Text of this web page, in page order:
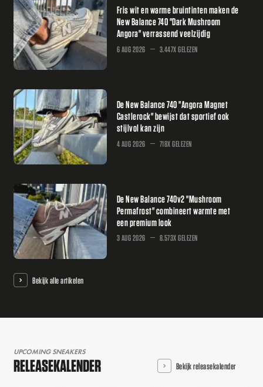
Fris wit en warme bruintinten maken de
New Balance 740 "Dark Mushroom
Angora" verrassend veelzijdig
6 AUG 2026 3.447X GELEZEN
De New Balance 740 "Angora Magnet
Castlerock" bewijst dat sportief ook
stijlvol kan zijn
4 AUG 2026 718X GELEZEN
De New Balance 740v2 "Mushroom
Permafrost" combineert warmte met
een premium look
3 AUG 2026 8.573X GELEZEN
Bekijk alle artikelen
UPCOMING SNEAKERS
RELEASEKALENDER Bekijk releasekalender